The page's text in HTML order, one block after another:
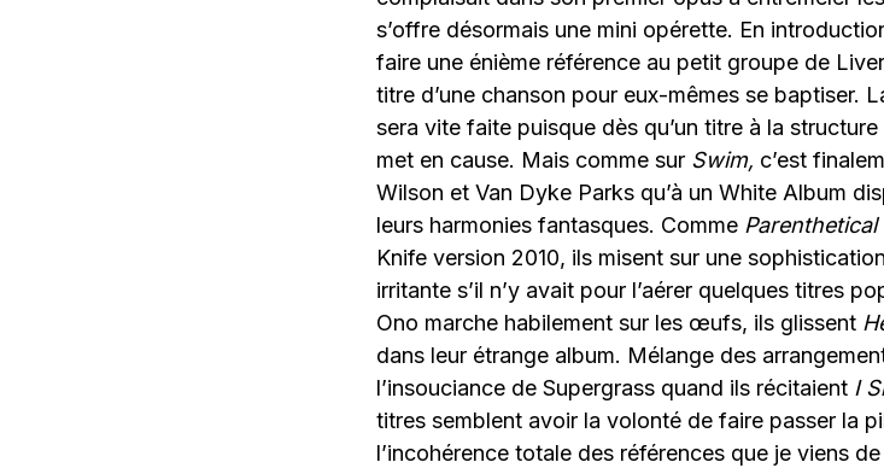
s’offre désormais une mini opérette. En
faire une énième référence au petit groupe de
titre d’une chanson pour eux-mêmes se baptiser.
sera vite faite puisque dès qu’un titre à la
met en cause. Mais comme sur Swim, c’est
Wilson et Van Dyke Parks qu’à un White Album
leurs harmonies fantasques. Comme Parenthetical
Knife version 2010, ils misent sur une
irritante s’il n’y avait pour l’aérer quelques titres
Ono marche habilement sur les œufs, ils glissent
dans leur étrange album. Mélange des
l’insouciance de Supergrass quand ils récitaient I
titres semblent avoir la volonté de faire passer la
l’incohérence totale des références que je viens